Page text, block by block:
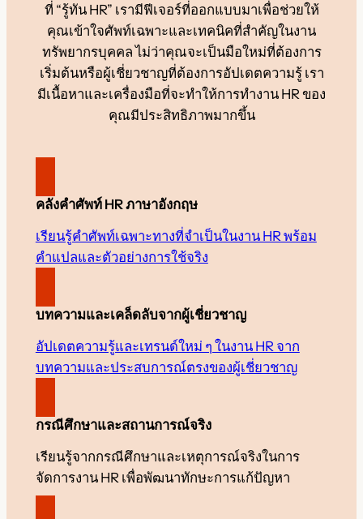
ที่ “รู้ทัน HR” เรามีฟีเจอร์ที่ออกแบบมาเพื่อช่วยให้
คุณเข้าใจศัพท์เฉพาะและเทคนิคที่สำคัญในงาน
ทรัพยากรบุคคล ไม่ว่าคุณจะเป็นมือใหม่ที่ต้องการ
เริ่มต้นหรือผู้เชี่ยวชาญที่ต้องการอัปเดตความรู้ เรา
มีเนื้อหาและเครื่องมือที่จะทำให้การทำงาน HR ของ
คุณมีประสิทธิภาพมากขึ้น
คลังคำศัพท์ HR ภาษาอังกฤษ
เรียนรู้คำศัพท์เฉพาะทางที่จำเป็นในงาน HR พร้อม
คำแปลและตัวอย่างการใช้จริง
บทความและเคล็ดลับจากผู้เชี่ยวชาญ
อัปเดตความรู้และเทรนด์ใหม่ ๆ ในงาน HR จาก
บทความและประสบการณ์ตรงของผู้เชี่ยวชาญ
กรณีศึกษาและสถานการณ์จริง
เรียนรู้จากกรณีศึกษาและเหตุการณ์จริงในการ
จัดการงาน HR เพื่อพัฒนาทักษะการแก้ปัญหา